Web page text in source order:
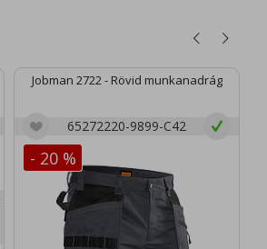
Jobman 2722 - Rövid munkanadrág
65272220-9899-C42
- 20 %